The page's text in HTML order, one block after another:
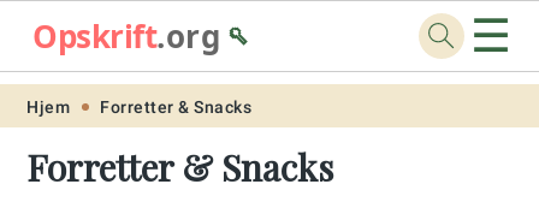
Skip
primary
Skip
main
Skip
primary
Skip
footer
Opskrift.org🥄 ☰
Hjem Forretter & Snacks
Forretter & Snacks